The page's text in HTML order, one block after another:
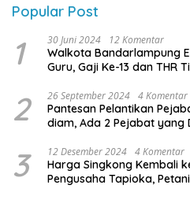
Popular Post
1 30 Juni 2024 12 Komentar
Walkota Bandarlampung
Guru, Gaji Ke-13 dan THR
2 26 September 2024 4 Komentar
Pantesan Pelantikan
diam, Ada 2 Pejabat yang
3 12 Desember 2024 4 Komentar
Harga Singkong Kembali
Pengusaha Tapioka,